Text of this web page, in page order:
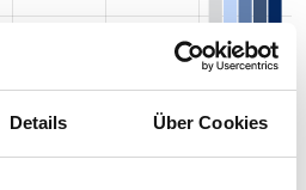
Details Über Cookies